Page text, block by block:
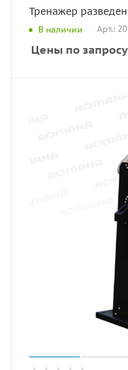
Тренажер
В наличии Арт.:
Цены по запросу